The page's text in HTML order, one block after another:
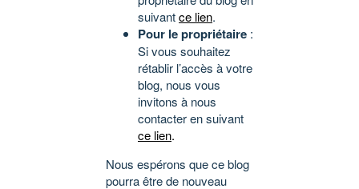
suivantce lien.
Pour le propriétaire :
Si vous souhaitez
rétablir l’accès à votre
blog, nous vous
invitons à nous
contacter en suivant
ce lien.
Nous espérons que ce blog
pourra être de nouveau